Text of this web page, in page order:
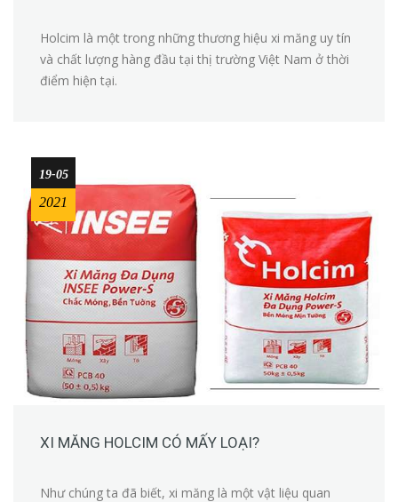
Holcim là một trong những thương hiệu xi măng uy tín
và chất lượng hàng đầu tại thị trường Việt Nam ở thời
điểm hiện tại.
XI MĂNG HOLCIM CÓ MẤY LOẠI?
19-05
2021
Như chúng ta đã biết, xi măng là một vật liệu quan